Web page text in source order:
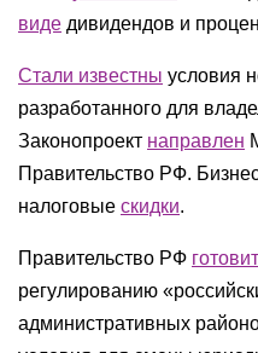
виде дивидендов и
Стали известны условия
разработанного для
Законопроект направлен
Правительство РФ.
налоговые скидки.
Правительство РФ готовит
регулированию
административных